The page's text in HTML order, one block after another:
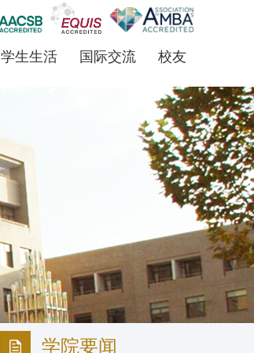
学生生活 国际交流 校友
学院要闻